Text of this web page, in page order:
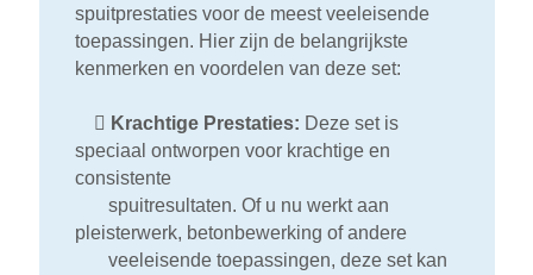
spuitprestaties voor de meest veeleisende
toepassingen. Hier zijn de belangrijkste
kenmerken en voordelen van deze set:
 Krachtige Prestaties: Deze set is
speciaal ontworpen voor krachtige en
consistente
spuitresultaten. Of u nu werkt aan
pleisterwerk, betonbewerking of andere
veeleisende toepassingen, deze set kan